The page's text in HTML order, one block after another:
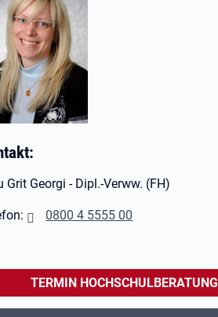
Grit Georgi - Dipl.-Verww. (FH)
0800 4 5555 00
TERMIN HOCHSCHULBERATUNG